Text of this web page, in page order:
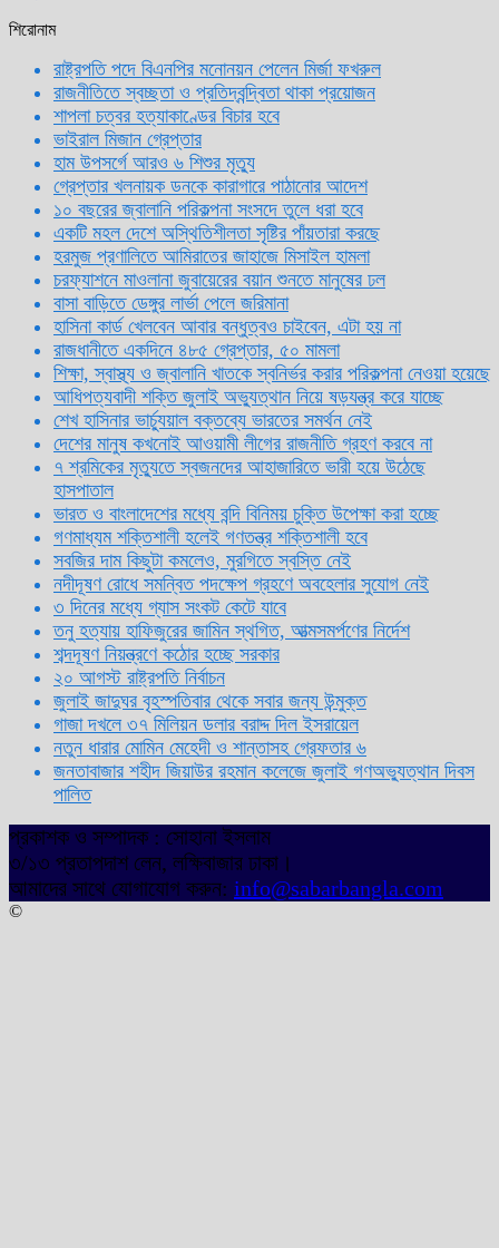
শিরোনাম
রাষ্ট্রপতি পদে বিএনপির মনোনয়ন পেলেন মির্জা ফখরুল
রাজনীতিতে স্বচ্ছতা ও প্রতিদ্বন্দ্বিতা থাকা প্রয়োজন
শাপলা চত্বর হত্যাকাণ্ডের বিচার হবে
ভাইরাল মিজান গ্রেপ্তার
হাম উপসর্গে আরও ৬ শিশুর মৃত্যু
গ্রেপ্তার খলনায়ক ডনকে কারাগারে পাঠানোর আদেশ
১০ বছরের জ্বালানি পরিকল্পনা সংসদে তুলে ধরা হবে
একটি মহল দেশে অস্থিতিশীলতা সৃষ্টির পাঁয়তারা করছে
হরমুজ প্রণালিতে আমিরাতের জাহাজে মিসাইল হামলা
চরফ্যাশনে মাওলানা জুবায়েরের বয়ান শুনতে মানুষের ঢল
বাসা বাড়িতে ডেঙ্গুর লার্ভা পেলে জরিমানা
হাসিনা কার্ড খেলবেন আবার বন্ধুত্বও চাইবেন, এটা হয় না
রাজধানীতে একদিনে ৪৮৫ গ্রেপ্তার, ৫০ মামলা
শিক্ষা, স্বাস্থ্য ও জ্বালানি খাতকে স্বনির্ভর করার পরিকল্পনা নেওয়া হয়েছে
আধিপত্যবাদী শক্তি জুলাই অভ্যুত্থান নিয়ে ষড়যন্ত্র করে যাচ্ছে
শেখ হাসিনার ভার্চ্যুয়াল বক্তব্যে ভারতের সমর্থন নেই
দেশের মানুষ কখনোই আওয়ামী লীগের রাজনীতি গ্রহণ করবে না
৭ শ্রমিকের মৃত্যুতে স্বজনদের আহাজারিতে ভারী হয়ে উঠেছে
হাসপাতাল
ভারত ও বাংলাদেশের মধ্যে বন্দি বিনিময় চুক্তি উপেক্ষা করা হচ্ছে
গণমাধ্যম শক্তিশালী হলেই গণতন্ত্র শক্তিশালী হবে
সবজির দাম কিছুটা কমলেও, মুরগিতে স্বস্তি নেই
নদীদূষণ রোধে সমন্বিত পদক্ষেপ গ্রহণে অবহেলার সুযোগ নেই
৩ দিনের মধ্যে গ্যাস সংকট কেটে যাবে
তনু হত্যায় হাফিজুরের জামিন স্থগিত, আত্মসমর্পণের নির্দেশ
শব্দদূষণ নিয়ন্ত্রণে কঠোর হচ্ছে সরকার
২০ আগস্ট রাষ্ট্রপতি নির্বাচন
জুলাই জাদুঘর বৃহস্পতিবার থেকে সবার জন্য উন্মুক্ত
গাজা দখলে ৩৭ মিলিয়ন ডলার বরাদ্দ দিল ইসরায়েল
নতুন ধারার মোমিন মেহেদী ও শান্তাসহ গ্রেফতার ৬
জনতাবাজার শহীদ জিয়াউর রহমান কলেজে জুলাই গণঅভ্যুত্থান দিবস
পালিত
প্রকাশক ও সম্পাদক : সোহানা ইসলাম
৩/১৩ প্রতাপদাশ লেন, লক্ষিবাজার ঢাকা।
আমাদের সাথে যোগাযোগ করুন: info@sabarbangla.com
©